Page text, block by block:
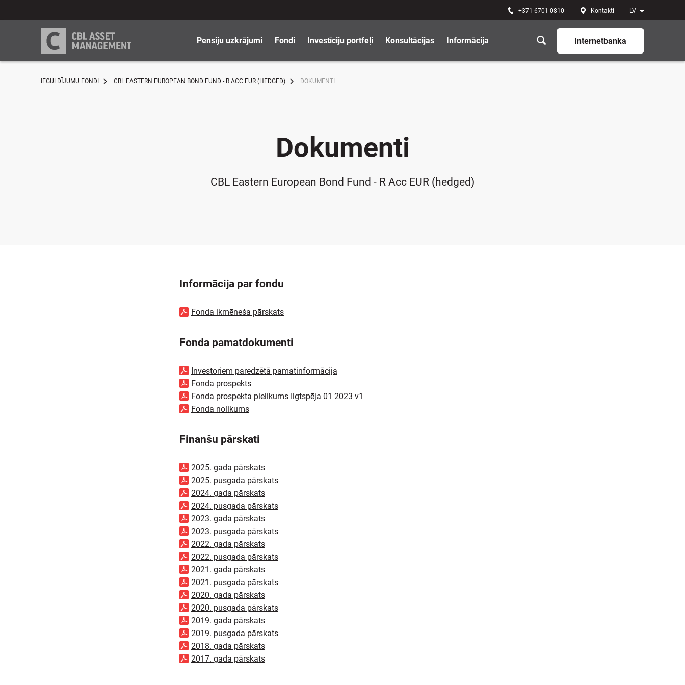
LV
+371 6701 0810 Kontakti
Internetbanka
Pensiju uzkrājumi Fondi Investīciju portfeļi Konsultācijas Informācija
IEGULDĪJUMU FONDI CBL EASTERN EUROPEAN BOND FUND - R ACC EUR (HEDGED) DOKUMENTI
Dokumenti
CBL Eastern European Bond Fund - R Acc EUR (hedged)
Informācija par fondu
Fonda ikmēneša pārskats
Fonda pamatdokumenti
Investoriem paredzētā pamatinformācija
Fonda prospekts
Fonda prospekta pielikums Ilgtspēja 01 2023 v1
Fonda nolikums
Finanšu pārskati
2025. gada pārskats
2025. pusgada pārskats
2024. gada pārskats
2024. pusgada pārskats
2023. gada pārskats
2023. pusgada pārskats
2022. gada pārskats
2022. pusgada pārskats
2021. gada pārskats
2021. pusgada pārskats
2020. gada pārskats
2020. pusgada pārskats
2019. gada pārskats
2019. pusgada pārskats
2018. gada pārskats
2017. gada pārskats